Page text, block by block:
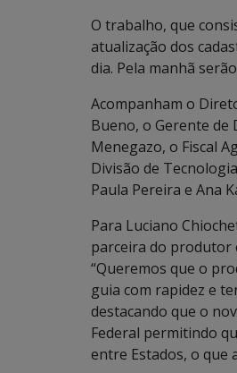
O trabalho, que
atualização dos
dia. Pela manhã
Acompanham o
Bueno, o Gerente de
Menegazo, o Fiscal
Divisão de
Paula Pereira e Ana
Para Luciano
parceira do produtor
“Queremos que o
guia com rapidez e
destacando que o
Federal permitindo
entre Estados, o que